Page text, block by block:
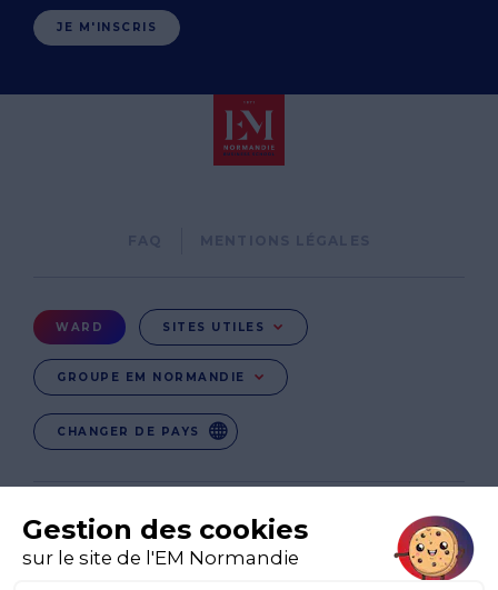
JE M'INSCRIS
Menu
Ward
WARD SITES UTILES
GROUPE EM NORMANDIE
CHANGER DE PAYS